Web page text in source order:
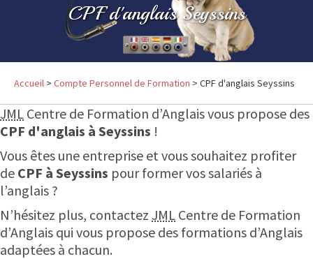
POUR LES PROS ET LES PARTICULIERS
NEWS
CONTACT
CPF d'anglais Seyssins
Accueil > Compte Personnel de Formation > CPF d'anglais Seyssins
JML Centre de Formation d’Anglais vous propose des
CPF d'anglais à Seyssins !
Vous êtes une entreprise et vous souhaitez profiter
de CPF à Seyssins pour former vos salariés à
l’anglais ?
N’hésitez plus, contactez JML Centre de Formation
d’Anglais qui vous propose des formations d’Anglais
adaptées à chacun.